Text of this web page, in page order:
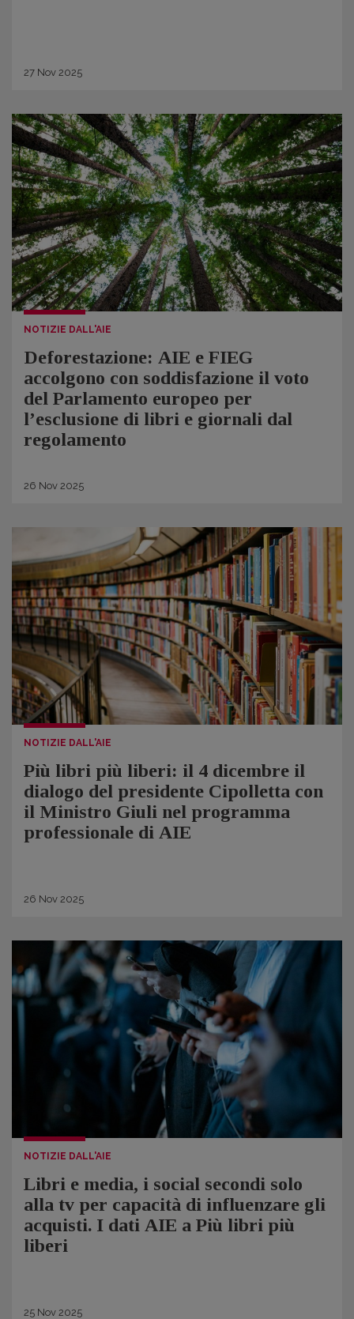
27 Nov 2025
NOTIZIE DALL'AIE
Deforestazione: AIE e FIEG
accolgono con soddisfazione il voto
del Parlamento europeo per
l’esclusione di libri e giornali dal
regolamento
26 Nov 2025
NOTIZIE DALL'AIE
Più libri più liberi: il 4 dicembre il
dialogo del presidente Cipolletta con
il Ministro Giuli nel programma
professionale di AIE
26 Nov 2025
NOTIZIE DALL'AIE
Libri e media, i social secondi solo
alla tv per capacità di influenzare gli
acquisti. I dati AIE a Più libri più
liberi
25 Nov 2025